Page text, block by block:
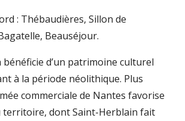
: Thébaudières, Sillon de
Beauséjour.
d’un patrimoine culturel
à la période néolithique. Plus
commerciale de Nantes favorise
territoire, dont Saint-Herblain fait